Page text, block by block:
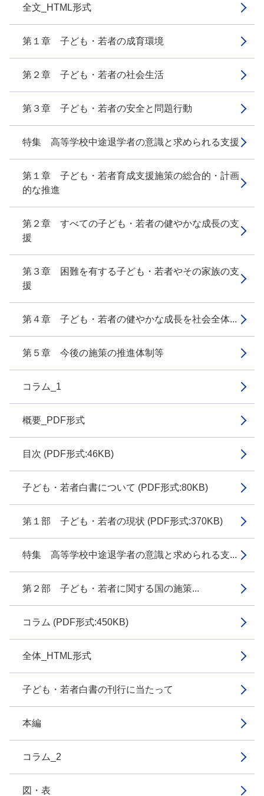
全文_HTML形式
第１章 子ども・若者の成育環境
第２章 子ども・若者の社会生活
第３章 子ども・若者の安全と問題行動
特集 高等学校中途退学者の意識と求められる支援
第１章 子ども・若者育成支援施策の総合的・計画
的な推進
第２章 すべての子ども・若者の健やかな成長の支
援
第３章 困難を有する子ども・若者やその家族の支
援
第４章 子ども・若者の健やかな成長を社会全体...
第５章 今後の施策の推進体制等
コラム_1
概要_PDF形式
目次 (PDF形式:46KB)
子ども・若者白書について (PDF形式:80KB)
第１部 子ども・若者の現状 (PDF形式:370KB)
特集 高等学校中途退学者の意識と求められる支...
第２部 子ども・若者に関する国の施策...
コラム (PDF形式:450KB)
全体_HTML形式
子ども・若者白書の刊行に当たって
本編
コラム_2
図・表